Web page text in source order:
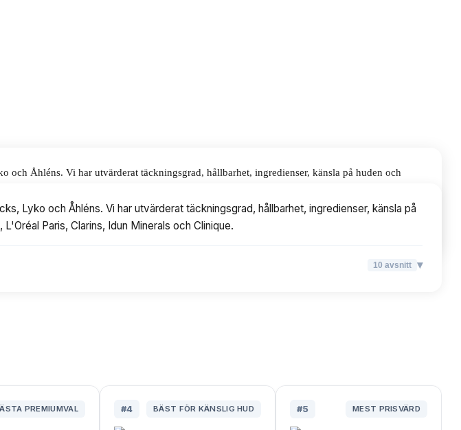
Åhléns. Vi har utvärderat täckningsgrad, hållbarhet, ingredienser, känsla på huden och
Lyko och Åhléns. Vi har utvärderat täckningsgrad, hållbarhet, ingredienser, känsla på
Paris, Clarins, Idun Minerals och Clinique.
10 avsnitt ▾
PREMIUMVAL #4 BÄST FÖR KÄNSLIG HUD #5 MEST PRISVÄRD